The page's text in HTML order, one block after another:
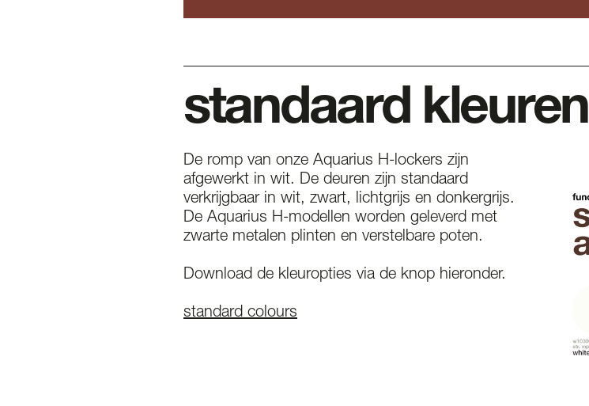
standaard kleuren
De romp van onze Aquarius H-lockers zijn
afgewerkt in wit. De deuren zijn standaard
verkrijgbaar in wit, zwart, lichtgrijs en donkergrijs.
De Aquarius H-modellen worden geleverd met
zwarte metalen plinten en verstelbare poten.
Download de kleuropties via de knop hieronder.
standard colours